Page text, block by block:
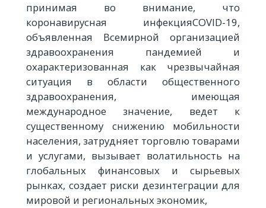
принимая во внимание, что
коронавирусная инфекцияCOVID-19,
объявленная Всемирной организацией
здравоохранения пандемией и
охарактеризованная как чрезвычайная
ситуация в области общественного
здравоохранения, имеющая
международное значение, ведет к
существенному снижению мобильности
населения, затрудняет торговлю товарами
и услугами, вызывает волатильность на
глобальных финансовых и сырьевых
рынках, создает риски дезинтеграции для
мировой и региональных экономик,